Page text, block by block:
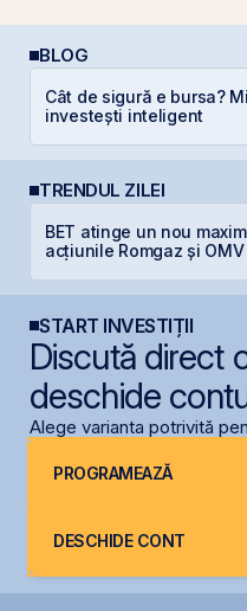
BLOG
Cât de sigură e bursa?
investești inteligent
TRENDUL ZILEI
BET atinge un nou
acțiunile Romgaz și
START INVESTIȚII
Discută direct
deschide
Alege varianta potrivită
PROGRAMEAZĂ
DESCHIDE CONT